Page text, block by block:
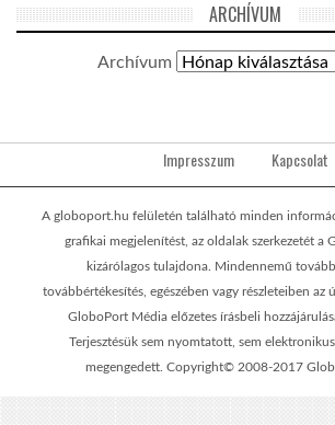
ARCHÍVUM
Archívum
Impresszum Kapcsolat
A globoport.hu felületén található minden
grafikai megjelenítést, az oldalak szerkezetét a
kizárólagos tulajdona. Mindennemű
továbbértékesítés, egészében vagy részleteiben az
GloboPort Média előzetes írásbeli
Terjesztésük sem nyomtatott, sem
megengedett. Copyright© 2008-2017